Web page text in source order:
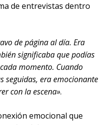
de entrevistas dentro
de página al día. Era
significaba que podías
momento. Cuando
seguidas, era emocionante
con la escena».
emocional que